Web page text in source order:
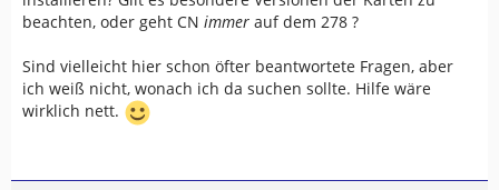
beachten, oder geht CN immer auf dem 278 ?
Sind vielleicht hier schon öfter beantwortete Fragen, aber
ich weiß nicht, wonach ich da suchen sollte. Hilfe wäre
wirklich nett.